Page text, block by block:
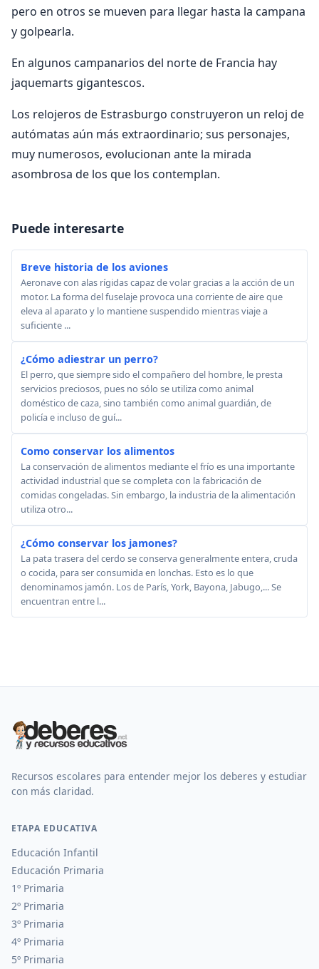
pero en otros se mueven para llegar hasta la campana
y golpearla.
En algunos campanarios del norte de Francia hay
jaquemarts gigantescos.
Los relojeros de Estrasburgo construyeron un reloj de
autómatas aún más extraordinario; sus personajes,
muy numerosos, evolucionan ante la mirada
asombrosa de los que los contemplan.
Puede interesarte
Breve historia de los aviones
Aeronave con alas rígidas capaz de volar gracias a la acción de un
motor. La forma del fuselaje provoca una corriente de aire que
eleva al aparato y lo mantiene suspendido mientras viaje a
suficiente ...
¿Cómo adiestrar un perro?
El perro, que siempre sido el compañero del hombre, le presta
servicios preciosos, pues no sólo se utiliza como animal
doméstico de caza, sino también como animal guardián, de
policía e incluso de guí...
Como conservar los alimentos
La conservación de alimentos mediante el frío es una importante
actividad industrial que se completa con la fabricación de
comidas congeladas. Sin embargo, la industria de la alimentación
utiliza otro...
¿Cómo conservar los jamones?
La pata trasera del cerdo se conserva generalmente entera, cruda
o cocida, para ser consumida en lonchas. Esto es lo que
denominamos jamón. Los de París, York, Bayona, Jabugo,... Se
encuentran entre l...
Recursos escolares para entender mejor los deberes y estudiar
con más claridad.
ETAPA EDUCATIVA
Educación Infantil
Educación Primaria
1º Primaria
2º Primaria
3º Primaria
4º Primaria
5º Primaria